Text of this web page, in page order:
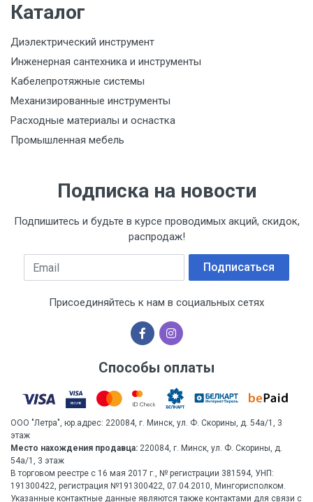
Каталог
Диэлектрический инструмент
Инженерная сантехника и инструменты
Кабелепротяжные системы
Механизированные инструменты
Расходные материалы и оснастка
Промышленная мебель
Подписка на новости
Подпишитесь и будьте в курсе проводимых акций, скидок,
распродаж!
Email Подписаться
Присоединяйтесь к нам в социальных сетях
Способы оплаты
ООО "Летра", юр.адрес: 220084, г. Минск, ул. Ф. Скорины, д. 54а/1, 3
этаж
Место нахождения продавца: 220084, г. Минск, ул. Ф. Скорины, д.
54а/1, 3 этаж
В торговом реестре с 16 мая 2017 г., № регистрации 381594, УНП:
191300422, регистрация №191300422, 07.04.2010, Мингорисполком.
Указанные контактные данные являются также контактами для связи с